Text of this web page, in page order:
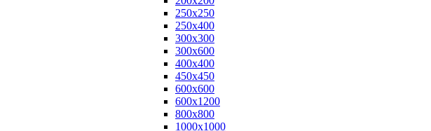
250х250
250х400
300х300
300х600
400х400
450х450
600х600
600х1200
800х800
1000х1000